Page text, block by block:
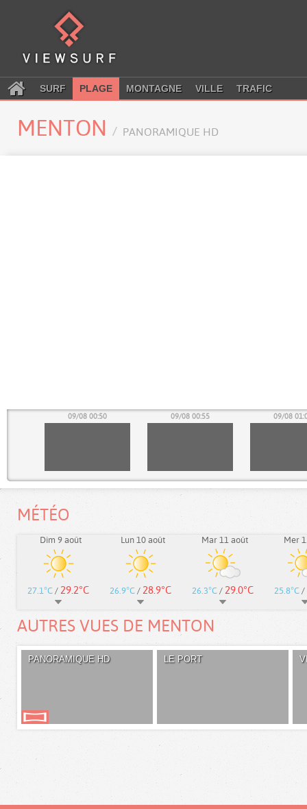
SURF PLAGE MONTAGNE VILLE TRAFIC
MENTON PANORAMIQUE HD
09/08 00:50 09/08 00:55 09/08
MÉTÉO
Dim 9 août
27.1°C / 29.2°C
Lun 10 août
26.9°C / 28.9°C
Mar 11 août
26.3°C / 29.0°C
Mer
25.8°C /
AUTRES VUES DE MENTON
PANORAMIQUE HD LE PORT